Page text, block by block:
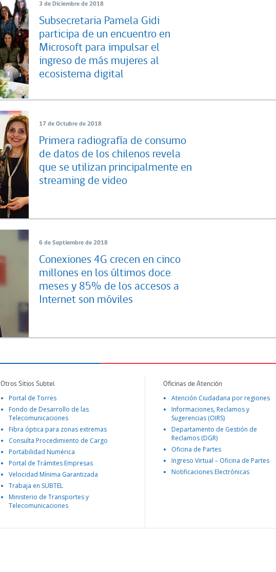
3 de Diciembre de 2018
Subsecretaria Pamela Gidi
participa de un encuentro en
Microsoft para impulsar el
ingreso de más mujeres al
ecosistema digital
17 de Octubre de 2018
Primera radiografía de consumo
de datos de los chilenos revela
que se utilizan principalmente en
streaming de video
6 de Septiembre de 2018
Conexiones 4G crecen en cinco
millones en los últimos doce
meses y 85% de los accesos a
Internet son móviles
Otros Sitios Subtel
Portal de Torres
Fondo de Desarrollo de las
Telecomunicaciones
Fibra óptica para zonas extremas
Consulta Procedimiento de Cargo
Portabilidad Numérica
Portal de Trámites Empresas
Velocidad Mínima Garantizada
Trabaja en SUBTEL
Ministerio de Transportes y
Telecomunicaciones
Oficinas de Atención
Atención Ciudadana por regiones
Informaciones, Reclamos y
Sugerencias (OIRS)
Departamento de Gestión de
Reclamos (DGR)
Oficina de Partes
Ingreso Virtual – Oficina de Partes
Notificaciones Electrónicas